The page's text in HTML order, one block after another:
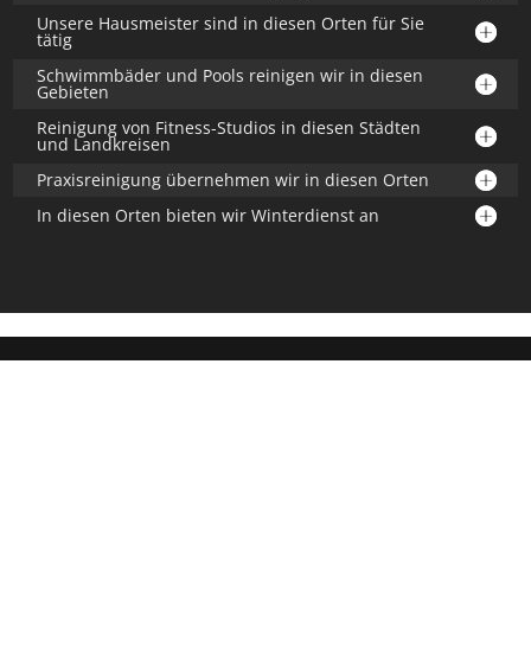
Unsere Hausmeister sind in diesen Orten für Sie
tätig
Schwimmbäder und Pools reinigen wir in diesen
Gebieten
Reinigung von Fitness-Studios in diesen Städten
und Landkreisen
Praxisreinigung übernehmen wir in diesen Orten
In diesen Orten bieten wir Winterdienst an